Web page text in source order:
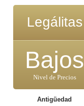
Legálitas
Bajos
Nivel de Precios
Antigüedad